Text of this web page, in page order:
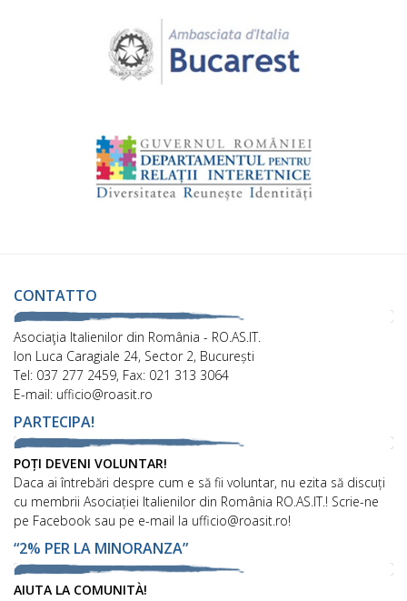
CONTATTO
Asociaţia Italienilor din România - RO.AS.IT.
Ion Luca Caragiale 24, Sector 2, București
Tel: 037 277 2459, Fax: 021 313 3064
E-mail: ufficio@roasit.ro
PARTECIPA!
POȚI DEVENI VOLUNTAR!
Daca ai întrebări despre cum e să fii voluntar, nu ezita să discuți
cu membrii Asociației Italienilor din România RO.AS.IT.! Scrie-ne
pe Facebook sau pe e-mail la ufficio@roasit.ro!
“2% PER LA MINORANZA”
AIUTA LA COMUNITÀ!